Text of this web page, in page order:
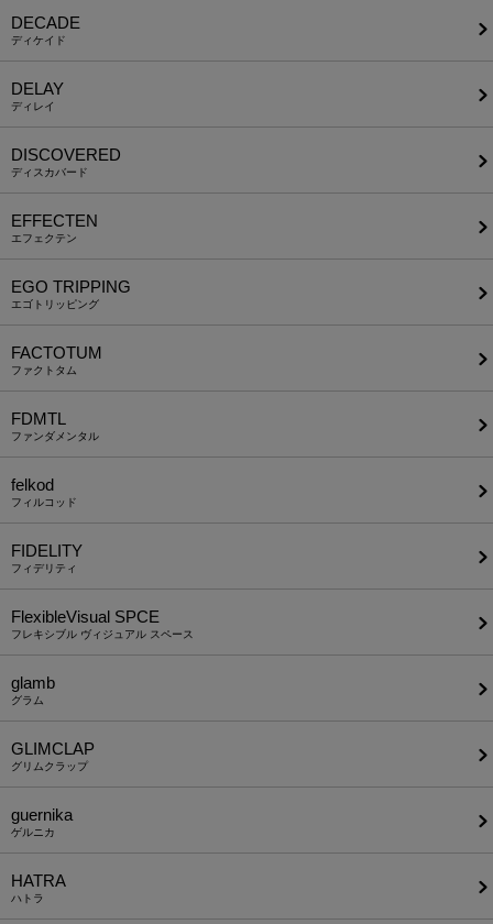
DECADE
ディケイド
DELAY
ディレイ
DISCOVERED
ディスカバード
EFFECTEN
エフェクテン
EGO TRIPPING
エゴトリッピング
FACTOTUM
ファクトタム
FDMTL
ファンダメンタル
felkod
フィルコッド
FIDELITY
フィデリティ
FlexibleVisual SPCE
フレキシブル ヴィジュアル スペース
glamb
グラム
GLIMCLAP
グリムクラップ
guernika
ゲルニカ
HATRA
ハトラ